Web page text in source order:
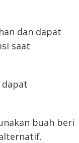
dan dapat
saat
buah beri